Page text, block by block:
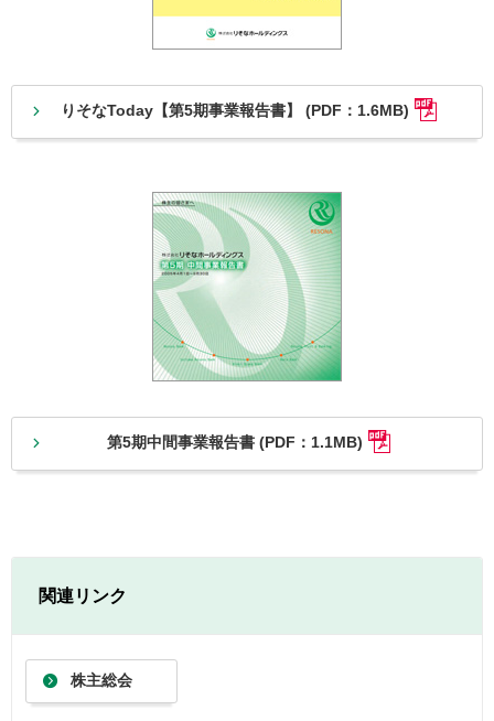
りそなToday【第5期事業報告書】 (PDF：1.6MB)
第5期中間事業報告書 (PDF：1.1MB)
関連リンク
株主総会